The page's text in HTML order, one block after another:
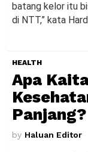
batang kelor itu
di NTT,” kata
HEALTH
Apa
Panjang?
by Haluan Editor